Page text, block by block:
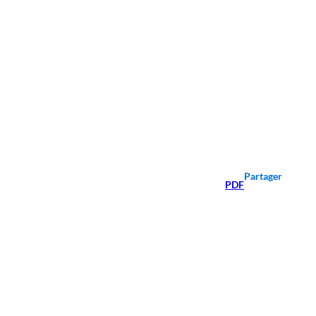
PDF
Partager